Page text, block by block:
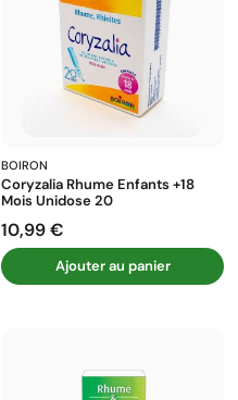
BOIRON
Coryzalia Rhume Enfants +18
Mois Unidose 20
Prix
10,99 €
Ajouter au panier